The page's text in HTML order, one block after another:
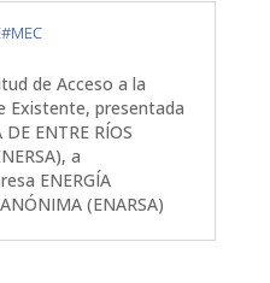
de Acceso a la
Existente, presentada
ENTRE RÍOS
a
ENERGÍA
(ENARSA)